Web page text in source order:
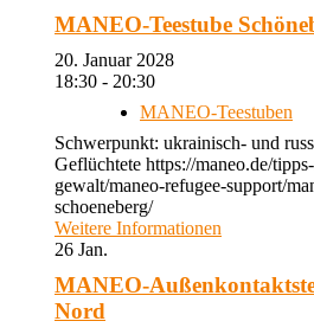
MANEO-Teestube
20. Januar 2028
18:30 - 20:30
MANEO-Teestuben
Schwerpunkt: ukrainisch- und
Geflüchtete https://maneo.de/
gewalt/maneo-refugee-support/
schoeneberg/
Weitere Informationen
26 Jan.
MANEO-
Nord